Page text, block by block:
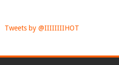
Tweets by @IIIIIIIIHOT